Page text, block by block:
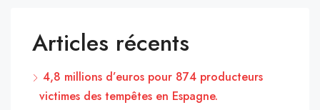
Articles récents
4,8 millions d’euros pour 874 producteurs
victimes des tempêtes en Espagne.